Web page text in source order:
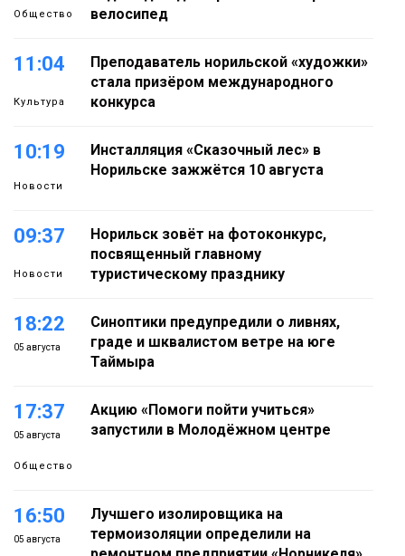
Общество
велосипед
11:04
Культура
Преподаватель норильской «художки»
стала призёром международного
конкурса
10:19
Новости
Инсталляция «Сказочный лес» в
Норильске зажжётся 10 августа
09:37
Новости
Норильск зовёт на фотоконкурс,
посвященный главному
туристическому празднику
18:22
05 августа
Синоптики предупредили о ливнях,
граде и шквалистом ветре на юге
Таймыра
17:37
05 августа
Общество
Акцию «Помоги пойти учиться»
запустили в Молодёжном центре
16:50
05 августа
Лучшего изолировщика на
термоизоляции определили на